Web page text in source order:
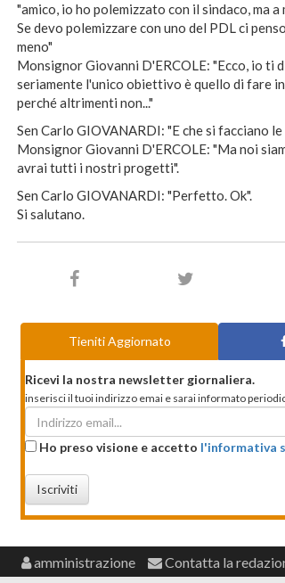
"amico, io ho polemizzato con il sindaco, ma
Se devo polemizzare con uno del PDL ci
meno"
Monsignor Giovanni D'ERCOLE: "Ecco, io
seriamente l'unico obiettivo è quello di fare
perché altrimenti non..."
Sen Carlo GIOVANARDI: "E che si facciano
Monsignor Giovanni D'ERCOLE: "Ma noi
avrai tutti i nostri progetti".
Sen Carlo GIOVANARDI: "Perfetto. Ok".
Si salutano.
Tieniti Aggiornato
Ricevi la nostra newsletter giornaliera.
inserisci il tuoi indirizzo emai e sarai informato
Ho preso visione e accetto l'informativa
Iscriviti
amministrazione Contatta la